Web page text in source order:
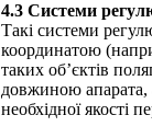
4.3 Системи
Такі системи
координатою
таких об’єктів
довжиною апарата,
необхідної якості